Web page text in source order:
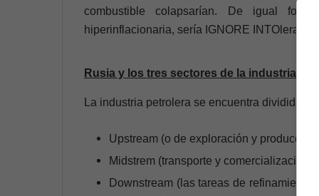
combustible colapsarían. De igual
hiperinflacionaria, sería IGNORE
Rusia y los tres sectores de la industria
La industria petrolera se encuentra dividida en
Upstream (o de exploración y producción)
Midstrem (transporte y comercialización
Downstream (las tareas de refinamiento